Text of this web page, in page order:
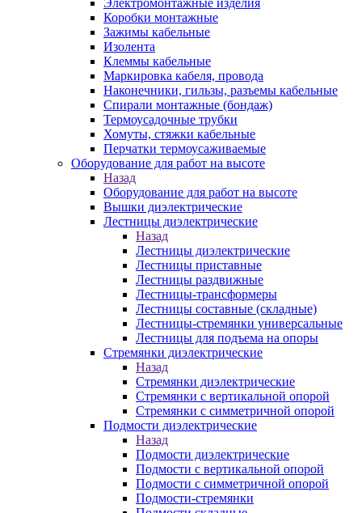
Электромонтажные изделия
Коробки монтажные
Зажимы кабельные
Изолента
Клеммы кабельные
Маркировка кабеля, провода
Наконечники, гильзы, разъемы кабельные
Спирали монтажные (бондаж)
Термоусадочные трубки
Хомуты, стяжки кабельные
Перчатки термоусаживаемые
Оборудование для работ на высоте
Назад
Оборудование для работ на высоте
Вышки диэлектрические
Лестницы диэлектрические
Назад
Лестницы диэлектрические
Лестницы приставные
Лестницы раздвижные
Лестницы-трансформеры
Лестницы составные (складные)
Лестницы-стремянки универсальные
Лестницы для подъема на опоры
Стремянки диэлектрические
Назад
Стремянки диэлектрические
Стремянки с вертикальной опорой
Стремянки с симметричной опорой
Подмости диэлектрические
Назад
Подмости диэлектрические
Подмости с вертикальной опорой
Подмости с симметричной опорой
Подмости-стремянки